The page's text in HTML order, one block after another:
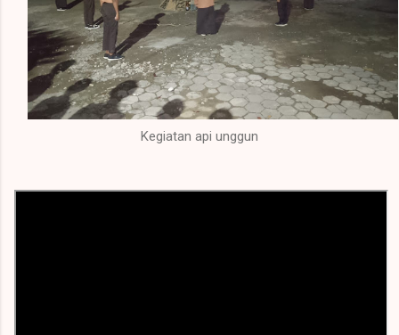
Kegiatan api unggun